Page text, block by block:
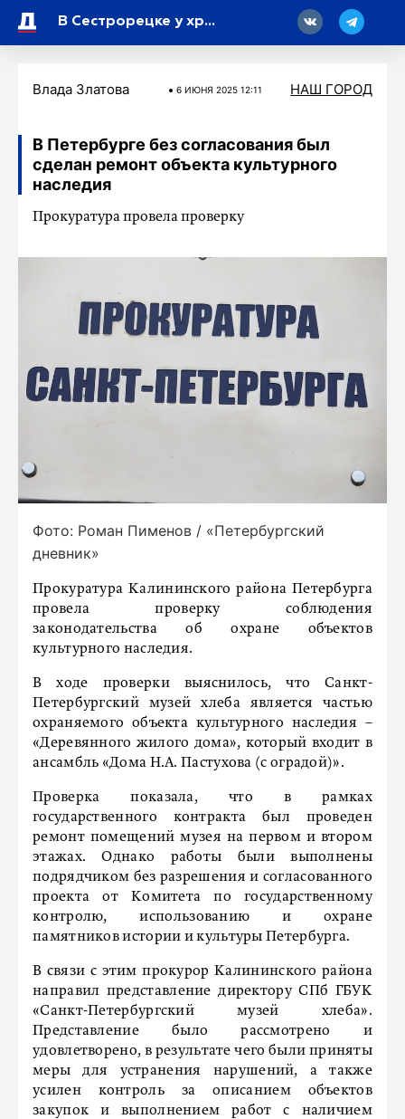
В Сестрорецке у храма Петра и Павла высаживают летники
Влада Златова 6 ИЮНЯ 2025 12:11 НАШ ГОРОД
В Петербурге без согласования был
сделан ремонт объекта культурного
наследия
Прокуратура провела проверку
Фото: Роман Пименов / «Петербургский
дневник»
Прокуратура Калининского района Петербурга
провела проверку соблюдения
законодательства об охране объектов
культурного наследия.
В ходе проверки выяснилось, что Санкт-
Петербургский музей хлеба является частью
охраняемого объекта культурного наследия –
«Деревянного жилого дома», который входит в
ансамбль «Дома Н.А. Пастухова (с оградой)».
Проверка показала, что в рамках
государственного контракта был проведен
ремонт помещений музея на первом и втором
этажах. Однако работы были выполнены
подрядчиком без разрешения и согласованного
проекта от Комитета по государственному
контролю, использованию и охране
памятников истории и культуры Петербурга.
В связи с этим прокурор Калининского района
направил представление директору СПб ГБУК
«Санкт-Петербургский музей хлеба».
Представление было рассмотрено и
удовлетворено, в результате чего были приняты
меры для устранения нарушений, а также
усилен контроль за описанием объектов
закупок и выполнением работ с наличием